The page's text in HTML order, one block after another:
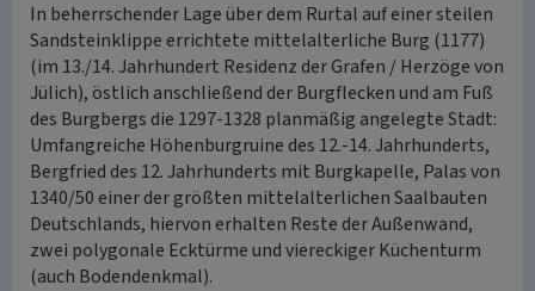
In beherrschender Lage über dem Rurtal auf einer steilen
Sandsteinklippe errichtete mittelalterliche Burg (1177)
(im 13./14. Jahrhundert Residenz der Grafen / Herzöge von
Jülich), östlich anschließend der Burgflecken und am Fuß
des Burgbergs die 1297-1328 planmäßig angelegte Stadt:
Umfangreiche Höhenburgruine des 12.-14. Jahrhunderts,
Bergfried des 12. Jahrhunderts mit Burgkapelle, Palas von
1340/50 einer der größten mittelalterlichen Saalbauten
Deutschlands, hiervon erhalten Reste der Außenwand,
zwei polygonale Ecktürme und viereckiger Küchenturm
(auch Bodendenkmal).